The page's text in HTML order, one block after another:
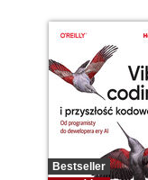
Bestseller